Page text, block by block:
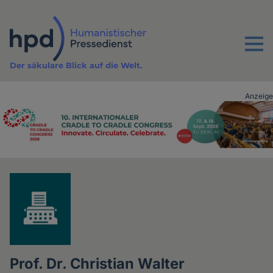
Inhalt
Menu
Der säkulare Blick auf die Welt.
Advertising
Anzeige
Prof. Dr. Christian Walter